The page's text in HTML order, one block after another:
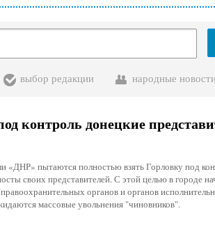
выбор редакции народные
контроль донецкие
«ДНР» пытаются полностью взять Горловку под
своих представителей. С этой целью в городе
органов и органов
массовые увольнения "чиновников".